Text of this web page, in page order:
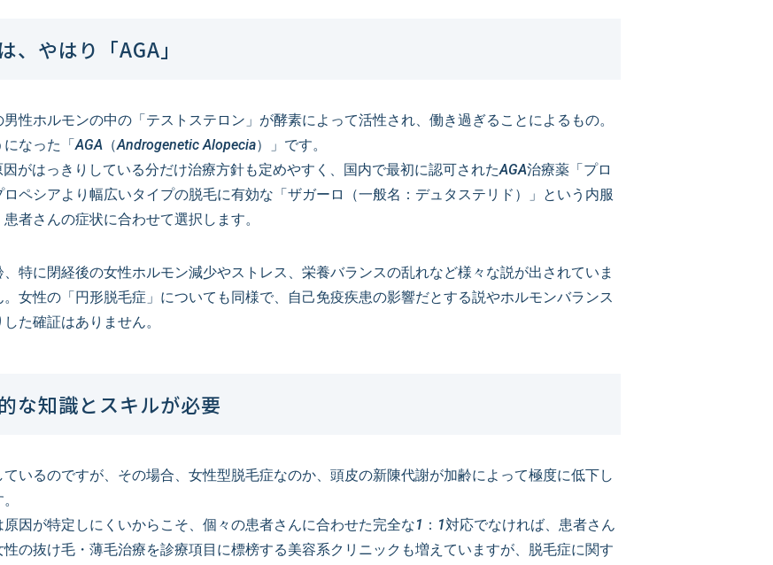
やはり「AGA」
性ホルモンの中の「テストステロン」が酵素によって活性され、働き過ぎることによるもの。
なった「AGA（Androgenetic Alopecia）」です。
がはっきりしている分だけ治療方針も定めやすく、国内で最初に認可されたAGA治療薬「プロ
ペシアより幅広いタイプの脱毛に有効な「ザガーロ（一般名：デュタステリド）」という内服
者さんの症状に合わせて選択します。
特に閉経後の女性ホルモン減少やストレス、栄養バランスの乱れなど様々な説が出されていま
女性の「円形脱毛症」についても同様で、自己免疫疾患の影響だとする説やホルモンバランス
た確証はありません。
な知識とスキルが必要
いるのですが、その場合、女性型脱毛症なのか、頭皮の新陳代謝が加齢によって極度に低下し
因が特定しにくいからこそ、個々の患者さんに合わせた完全な1：1対応でなければ、患者さん
の抜け毛・薄毛治療を診療項目に標榜する美容系クリニックも増えていますが、脱毛症に関す